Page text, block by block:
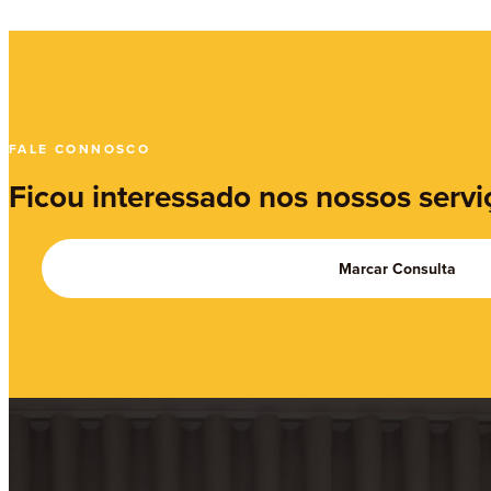
FALE CONNOSCO
Ficou interessado nos nossos
Marcar Consulta